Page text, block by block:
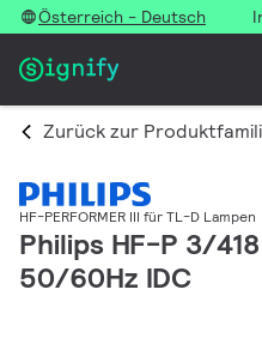
Österreich - Deutsch
Zurück zur
HF-PERFORMER III für TL-D Lampen
Philips HF-P 3/
50/60Hz IDC